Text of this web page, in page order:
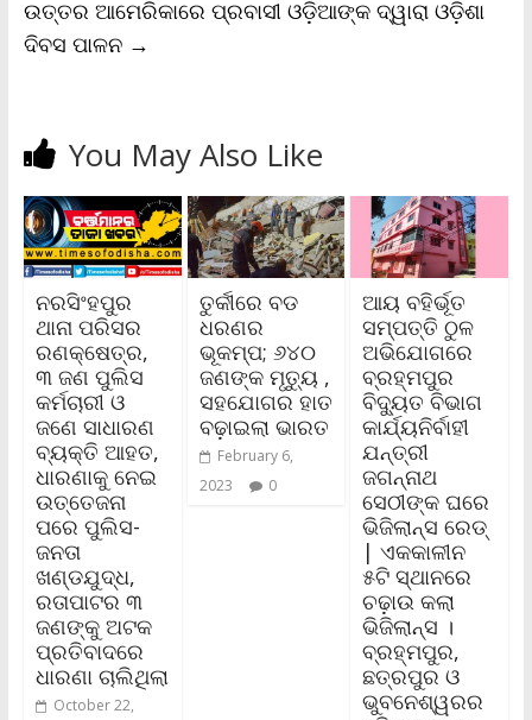
y
ଉତ୍ତର ଆମେରିକାରେ ପ୍ରବାସୀ ଓଡ଼ିଆଙ୍କ ଦ୍ୱାରା ଓଡ଼ିଶା
ଦିବସ ପାଳନ →
You May Also Like
ନରସିଂହପୁର
ଥାନା ପରିସର
ରଣକ୍ଷେତ୍ର,
୩ ଜଣ ପୁଲିସ
କର୍ମଚାରୀ ଓ
ଜଣେ ସାଧାରଣ
ବ୍ୟକ୍ତି ଆହତ,
ଧାରଣାକୁ ନେଇ
ଉତ୍ତେଜନା
ପରେ ପୁଲିସ-
ଜନତା
ଖଣ୍ଡଯୁଦ୍ଧ,
ରତାପାଟର ୩
ଜଣଙ୍କୁ ଅଟକ
ପ୍ରତିବାଦରେ
ଧାରଣା ଚାଲିଥିଲା
October 22,
ତୁର୍କୀରେ ବଡ
ଧରଣର
ଭୂକମ୍ପ; ୬୪୦
ଜଣଙ୍କ ମୃତ୍ୟୁ ,
ସହଯୋଗର ହାତ
ବଢ଼ାଇଲା ଭାରତ
February 6,
2023
0
ଆୟ ବହିର୍ଭୂତ
ସମ୍ପତ୍ତି ଠୁଳ
ଅଭିଯୋଗରେ
ବ୍ରହ୍ମପୁର
ବିଦ୍ୟୁତ ବିଭାଗ
କାର୍ଯ୍ୟନିର୍ବାହୀ
ଯନ୍ତ୍ରୀ
ଜଗନ୍ନାଥ
ସେଠୀଙ୍କ ଘରେ
ଭିଜିଲାନ୍ସ ରେଡ୍
| ଏକକାଳୀନ
୫ଟି ସ୍ଥାନରେ
ଚଢ଼ାଉ କଲା
ଭିଜିଲାନ୍ସ ।
ବ୍ରହ୍ମପୁର,
ଛତ୍ରପୁର ଓ
ଭୁବନେଶ୍ୱରର